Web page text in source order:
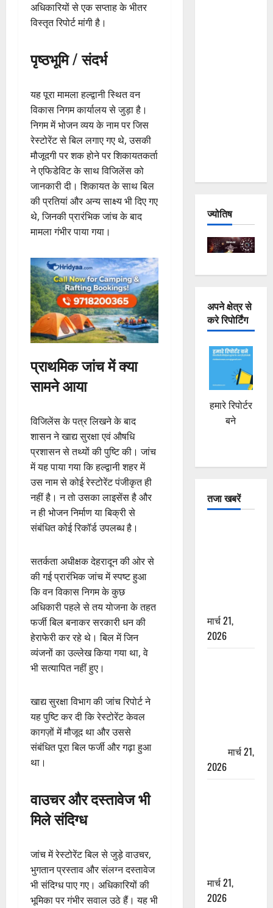
अधिकारियों से एक सप्ताह के भीतर
विस्तृत रिपोर्ट मांगी है।
पृष्ठभूमि / संदर्भ
यह पूरा मामला हल्द्वानी स्थित वन
विकास निगम कार्यालय से जुड़ा है।
निगम में भोजन व्यय के नाम पर जिस
रेस्टोरेंट से बिल लगाए गए थे, उसकी
मौजूदगी पर शक होने पर शिकायतकर्ता
ने एफिडेविट के साथ विजिलेंस को
जानकारी दी। शिकायत के साथ बिल
की प्रतियां और अन्य साक्ष्य भी दिए गए
थे, जिनकी प्रारंभिक जांच के बाद
मामला गंभीर पाया गया।
प्राथमिक जांच में क्या
सामने आया
विजिलेंस के पत्र लिखने के बाद
शासन ने खाद्य सुरक्षा एवं औषधि
प्रशासन से तथ्यों की पुष्टि की। जांच
में यह पाया गया कि हल्द्वानी शहर में
उस नाम से कोई रेस्टोरेंट पंजीकृत ही
नहीं है। न तो उसका लाइसेंस है और
न ही भोजन निर्माण या बिक्री से
संबंधित कोई रिकॉर्ड उपलब्ध है।
सतर्कता अधीक्षक देहरादून की ओर से
की गई प्रारंभिक जांच में स्पष्ट हुआ
कि वन विकास निगम के कुछ
अधिकारी पहले से तय योजना के तहत
फर्जी बिल बनाकर सरकारी धन की
हेराफेरी कर रहे थे। बिल में जिन
व्यंजनों का उल्लेख किया गया था, वे
भी सत्यापित नहीं हुए।
खाद्य सुरक्षा विभाग की जांच रिपोर्ट ने
यह पुष्टि कर दी कि रेस्टोरेंट केवल
कागज़ों में मौजूद था और उससे
संबंधित पूरा बिल फर्जी और गढ़ा हुआ
था।
वाउचर और दस्तावेज भी
मिले संदिग्ध
जांच में रेस्टोरेंट बिल से जुड़े वाउचर,
भुगतान प्रस्ताव और संलग्न दस्तावेज
भी संदिग्ध पाए गए। अधिकारियों की
भूमिका पर गंभीर सवाल उठे हैं। यह भी
ज्योतिष
अपने क्षेत्र से
करे रिपोर्टिंग
हमारे रिपोर्टर
बने
तजा खबरें
मार्च 21,
2026
मार्च 21,
2026
मार्च 21,
2026